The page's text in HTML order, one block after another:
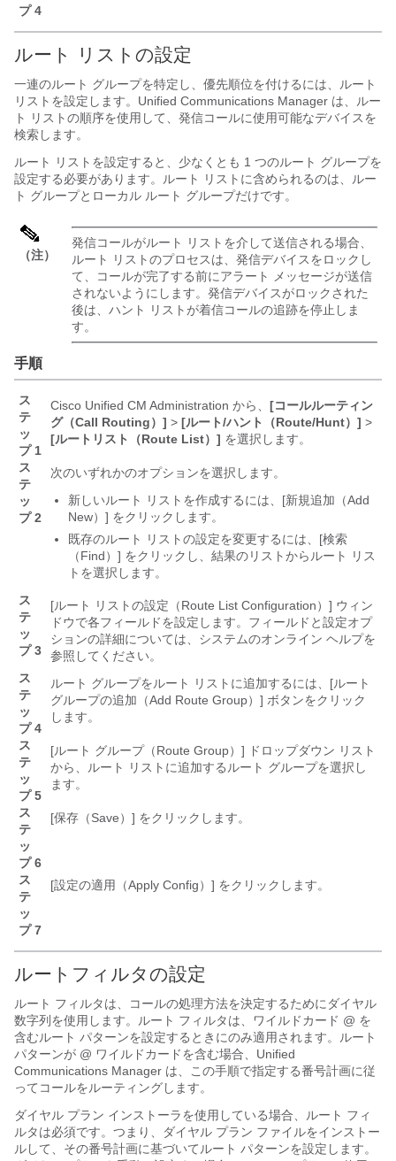
プ 4
ルート リストの設定
一連のルート グループを特定し、優先順位を付けるには、ルート
リストを設定します。Unified Communications Manager は、ルー
ト リストの順序を使用して、発信コールに使用可能なデバイスを
検索します。
ルート リストを設定すると、少なくとも 1 つのルート グループを
設定する必要があります。ルート リストに含められるのは、ルー
ト グループとローカル ルート グループだけです。
（注）
発信コールがルート リストを介して送信される場合、
ルート リストのプロセスは、発信デバイスをロックし
て、コールが完了する前にアラート メッセージが送信
されないようにします。発信デバイスがロックされた
後は、ハント リストが着信コールの追跡を停止しま
す。
手順
ス
テ
ッ
プ 1
Cisco Unified CM Administration から、 [コールルーティン
グ（Call Routing）] > [ルート/ハント（Route/Hunt）] >
[ルートリスト（Route List）] を選択します。
ス
テ
ッ
プ 2
次のいずれかのオプションを選択します。
新しいルート リストを作成するには、[新規追加（Add
New）] をクリックします。
既存のルート リストの設定を変更するには、[検索
（Find）] をクリックし、結果のリストからルート リス
トを選択します。
ス
テ
ッ
プ 3
[ルート リストの設定（Route List Configuration）] ウィン
ドウで各フィールドを設定します。フィールドと設定オプ
ションの詳細については、システムのオンライン ヘルプを
参照してください。
ス
テ
ッ
プ 4
ルート グループをルート リストに追加するには、[ルート
グループの追加（Add Route Group）] ボタンをクリック
します。
ス
テ
ッ
プ 5
[ルート グループ（Route Group）]
ドロップダウン リスト
から、ルート リストに追加するルート グループを選択し
ます。
ス
テ
ッ
プ 6
[保存（Save）] をクリックします。
ス
テ
ッ
プ 7
[設定の適用（Apply Config）] をクリックします。
ルートフィルタの設定
ルート フィルタは、コールの処理方法を決定するためにダイヤル
数字列を使用します。ルート フィルタは、ワイルドカード @ を
含むルート パターンを設定するときにのみ適用されます。ルート
パターンが @ ワイルドカードを含む場合、Unified
Communications Manager は、この手順で指定する番号計画に従
ってコールをルーティングします。
ダイヤル プラン インストーラを使用している場合、ルート フィ
ルタは必須です。つまり、ダイヤル プラン ファイルをインストー
ルして、その番号計画に基づいてルート パターンを設定します。